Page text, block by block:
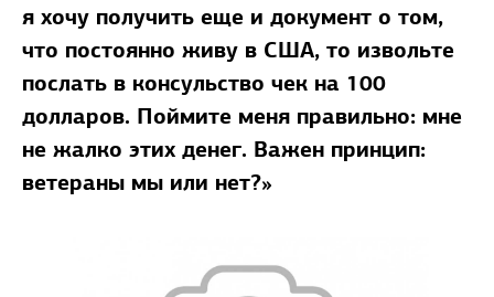
я хочу получить еще и документ о том,
что постоянно живу в США, то извольте
послать в консульство чек на 100
долларов. Поймите меня правильно: мне
не жалко этих денег. Важен принцип:
ветераны мы или нет?»